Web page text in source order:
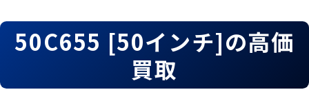
50C655 [50インチ]の高価
買取